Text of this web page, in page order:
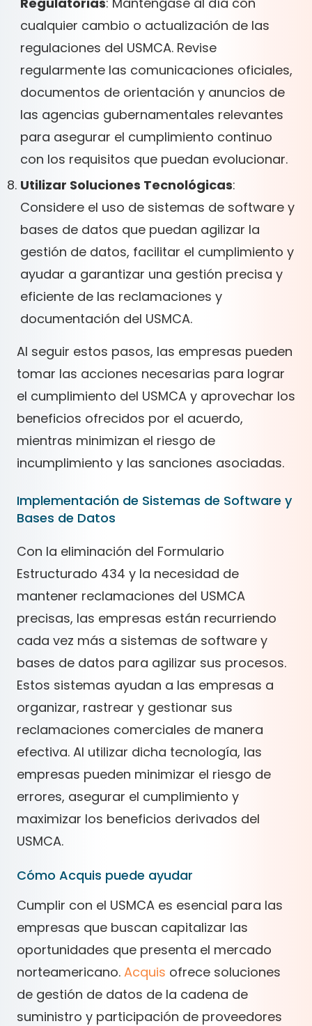
cualquier cambio o actualización de las
regulaciones del USMCA. Revise
regularmente las comunicaciones oficiales,
documentos de orientación y anuncios de
las agencias gubernamentales relevantes
para asegurar el cumplimiento continuo
con los requisitos que puedan evolucionar.
Utilizar Soluciones Tecnológicas:
Considere el uso de sistemas de software y
bases de datos que puedan agilizar la
gestión de datos, facilitar el cumplimiento y
ayudar a garantizar una gestión precisa y
eficiente de las reclamaciones y
documentación del USMCA.
Al seguir estos pasos, las empresas pueden
tomar las acciones necesarias para lograr
el cumplimiento del USMCA y aprovechar los
beneficios ofrecidos por el acuerdo,
mientras minimizan el riesgo de
incumplimiento y las sanciones asociadas.
Implementación de Sistemas de Software y
Bases de Datos
Con la eliminación del Formulario
Estructurado 434 y la necesidad de
mantener reclamaciones del USMCA
precisas, las empresas están recurriendo
cada vez más a sistemas de software y
bases de datos para agilizar sus procesos.
Estos sistemas ayudan a las empresas a
organizar, rastrear y gestionar sus
reclamaciones comerciales de manera
efectiva. Al utilizar dicha tecnología, las
empresas pueden minimizar el riesgo de
errores, asegurar el cumplimiento y
maximizar los beneficios derivados del
USMCA.
Cómo Acquis puede ayudar
Cumplir con el USMCA es esencial para las
empresas que buscan capitalizar las
oportunidades que presenta el mercado
norteamericano. Acquis ofrece soluciones
de gestión de datos de la cadena de
suministro y participación de proveedores